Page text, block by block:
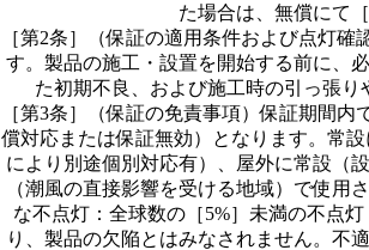
た場合は、無償にて
［第2条］（保証の適用条件および点灯
す。製品の施工・設置を開始する前に、
た初期不良、および施工時の引っ張り
［第3条］（保証の免責事項）保証期間
償対応または保証無効）となります。常
により別途個別対応有）、屋外に常設（
（潮風の直接影響を受ける地域）で使用
な不点灯：全球数の［5%］未満の不点
り、製品の欠陥とはみなされません。不